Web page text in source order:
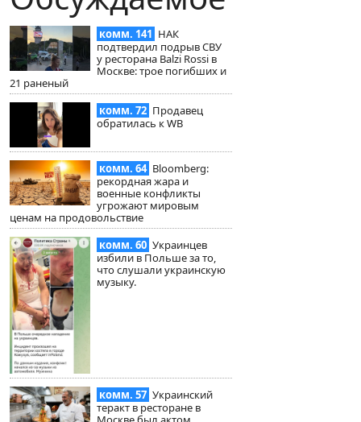
комм. 141 НАК
подтвердил подрыв СВУ
у ресторана Balzi Rossi в
Москве: трое погибших и
21 раненый
комм. 72 Продавец
обратилась к WB
комм. 64 Bloomberg:
рекордная жара и
военные конфликты
угрожают мировым
ценам на продовольствие
комм. 60 Украинцев
избили в Польше за то,
что слушали украинскую
музыку.
комм. 57 Украинский
теракт в ресторане в